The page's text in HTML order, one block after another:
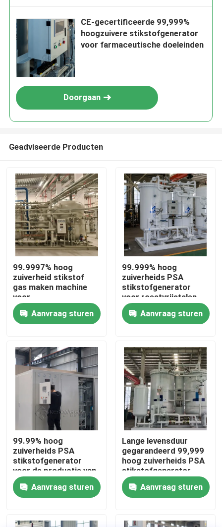
Thuis
Producten
Over ons
Kwaliteitscontrole
Neem contact met ons op
Vraag een offerte
PSA stikstofgasgeneratoren
De Generator van de hoge Zuiverheidsstikstof
CE-gecertificeerde 99,999%
hoogzuivere stikstofgenerator
voor farmaceutische doeleinden
Doorgaan
Geadviseerde Producten
99.9997% hoog
zuiverheid stikstof
gas maken machine
voor
warmtebehandeling
met CEAanvraag sturen
99.999% hoog
zuiverheids PSA
stikstofgenerator
voor roestvrijstalen
buis
Aanvraag sturen
99.99% hoog
zuiverheids PSA
stikstofgenerator
voor de productie van
airconditioners
Aanvraag sturen
Lange levensduur
gegarandeerd 99,999
hoog zuiverheids PSA
stikstofgenerator
Aanvraag sturen